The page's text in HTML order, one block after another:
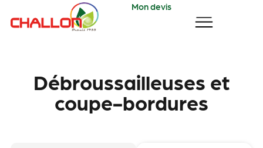
Mon devis
Débroussailleuses et
coupe-bordures